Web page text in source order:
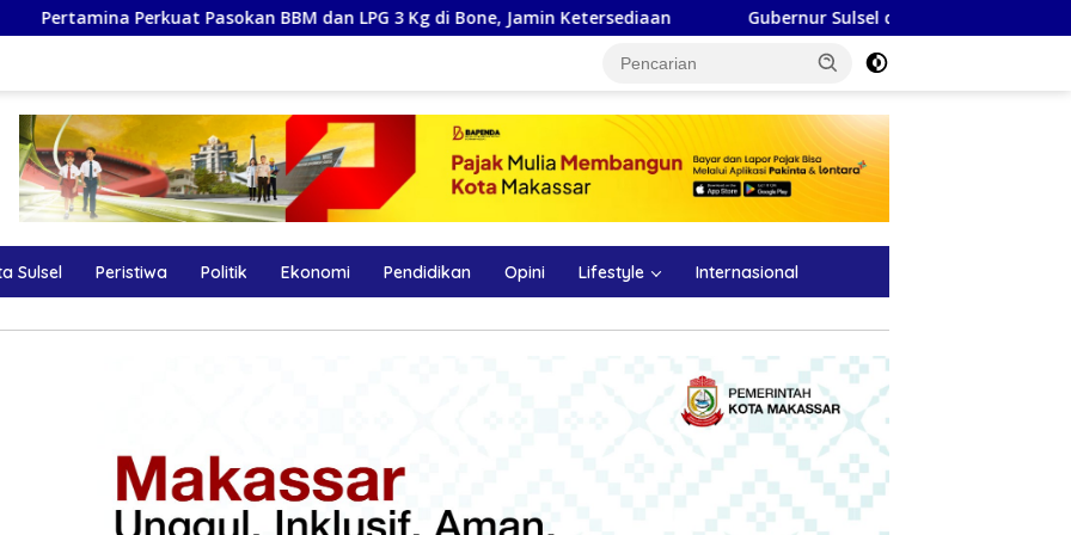
BBM dan LPG 3 Kg di Bone, Jamin Ketersediaan Gubernur Sulsel dan Mensos Tinjau Sekolah Rakyat Makassar,
Sulsel Peristiwa Politik Ekonomi Pendidikan Opini Lifestyle Internasional